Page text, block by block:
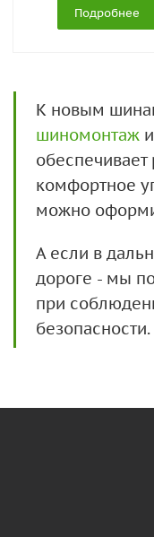
Подробнее
К новым
шиномонтаж и
комфортное
можно
А если в
дороге - мы
при
безопасности.